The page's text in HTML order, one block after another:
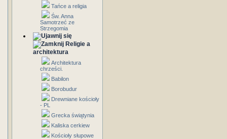
Tańce a religia
Św. Anna
Samotrzeć ze
Strzegomia
Religie a
architektura
Architektura
chrześci.
Babilon
Borobudur
Drewniane kościoły
- PL
Grecka świątynia
Kaliska cerkiew
Kościoły słupowe